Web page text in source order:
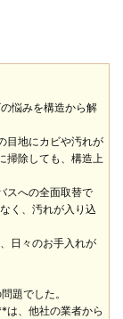
悩みを構造から解
目地にカビや汚れが
掃除しても、構造上
スへの全面取替で
く、汚れが入り込
日々のお手入れが
題でした。
は、他社の業者から